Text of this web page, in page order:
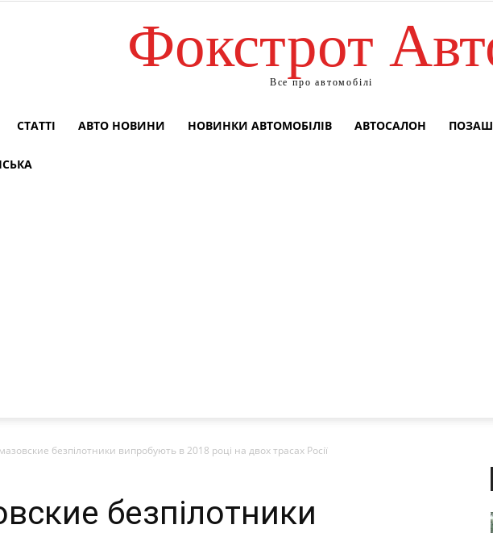
Фокстрот
Все про автомобілі
СТАТТІ АВТО НОВИНИ НОВИНКИ АВТОМОБІЛІВ АВТОСАЛОН
безпілотники випробують в 2018 році на двох трасах Росії
безпілотники